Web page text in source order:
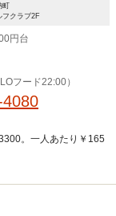
町
フクラブ2F
円台
フード22:00）
。一人あたり￥165